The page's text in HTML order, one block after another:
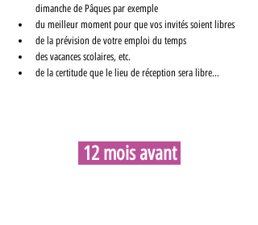
dimanche de Pâques par exemple
du meilleur moment pour que vos invités soient libres
de la prévision de votre emploi du temps
des vacances scolaires, etc.
de la certitude que le lieu de réception sera libre…
12 mois avant